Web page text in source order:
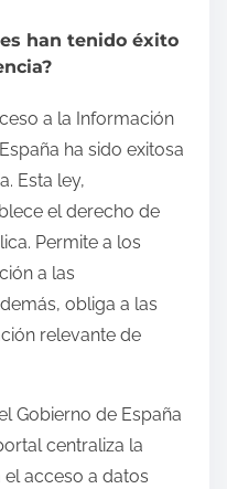
han tenido éxito
a la Información
ha sido exitosa
Esta ley,
el derecho de
Permite a los
a las
obliga a las
relevante de
Gobierno de España
centraliza la
acceso a datos